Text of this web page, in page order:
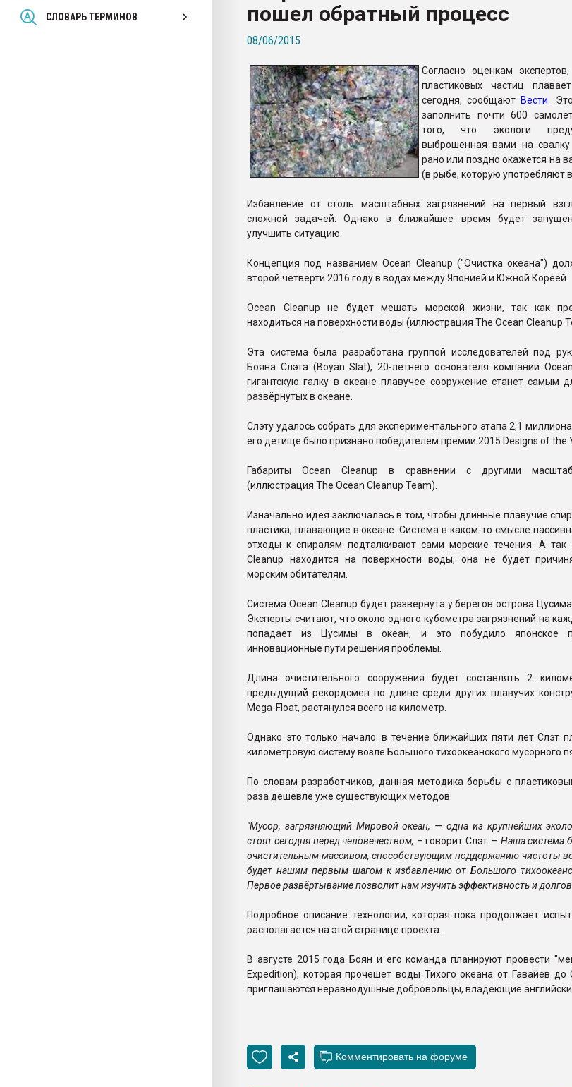
СЛОВАРЬ ТЕРМИНОВ
Всё, что касается выдува ПЭТ
бутылок
ПЕРЕЙТИ НА ФОРУМ
пошел обратный процесс
08/06/2015
Согласно оценкам
пластиковых частиц
сегодня, сообщают Вести.
заполнить почти 600
того, что экологи
выброшенная вами на свалку
рано или поздно окажется на
(в рыбе, которую употребляют
Избавление от столь масштабных загрязнений на первый
сложной задачей. Однако в ближайшее время будет
улучшить ситуацию.
Концепция под названием Ocean Cleanup ("Очистка океана")
второй четверти 2016 году в водах между Японией и Южной Кореей.
Ocean Cleanup не будет мешать морской жизни, так как
находиться на поверхности воды (иллюстрация The Ocean Cleanup
Эта система была разработана группой исследователей под
Бояна Слэта (Boyan Slat), 20-летнего основателя компании
гигантскую галку в океане плавучее сооружение станет самым
развёрнутых в океане.
Слэту удалось собрать для экспериментального этапа 2,1
его детище было признано победителем премии 2015 Designs of the
Габариты Ocean Cleanup в сравнении с другими
(иллюстрация The Ocean Cleanup Team).
Изначально идея заключалась в том, чтобы длинные плавучие
пластика, плавающие в океане. Система в каком-то смысле
отходы к спиралям подталкивают сами морские течения. А так
Cleanup находится на поверхности воды, она не будет
морским обитателям.
Система Ocean Cleanup будет развёрнута у берегов острова
Эксперты считают, что около одного кубометра загрязнений на
попадает из Цусимы в океан, и это побудило японское
инновационные пути решения проблемы.
Длина очистительного сооружения будет составлять 2
предыдущий рекордсмен по длине среди других плавучих
Mega-Float, растянулся всего на километр.
Однако это только начало: в течение ближайших пяти лет Слэт
километровую систему возле Большого тихоокеанского мусорного
По словам разработчиков, данная методика борьбы с
раза дешевле уже существующих методов.
"Мусор, загрязняющий Мировой океан, — одна из крупнейших
стоят сегодня перед человечеством, – говорит Слэт. – Наша система
очистительным массивом, способствующим поддержанию чистоты
будет нашим первым шагом к избавлению от Большого
Первое развёртывание позволит нам изучить эффективность и
Подробное описание технологии, которая пока продолжает
располагается на этой странице проекта.
В августе 2015 года Боян и его команда планируют провести
Expedition), которая прочешет воды Тихого океана от Гавайев
приглашаются неравнодушные добровольцы, владеющие